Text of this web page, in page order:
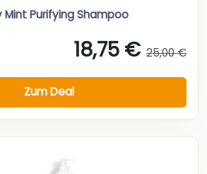
Purifying Shampoo
18,75 € 25,00 €
Zum Deal